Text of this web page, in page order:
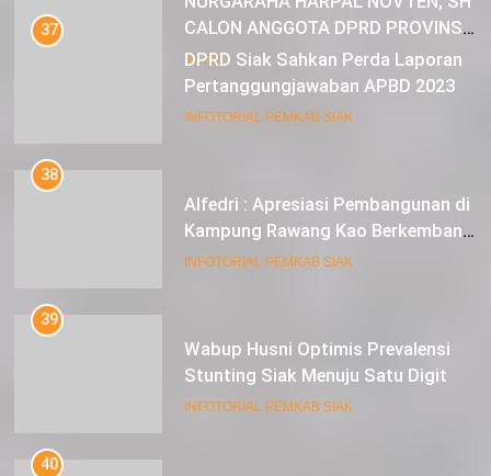
CALON ANGGOTA DPRD PROVINSI
DKI JAKARTA
IKLAN
37
DPRD Siak Sahkan Perda Laporan
Pertanggungjawaban APBD 2023
INFOTORIAL PEMKAB SIAK
38
Alfedri : Apresiasi Pembangunan di
Kampung Rawang Kao Berkembang
Pesat
INFOTORIAL PEMKAB SIAK
39
Wabup Husni Optimis Prevalensi
Stunting Siak Menuju Satu Digit
INFOTORIAL PEMKAB SIAK
40